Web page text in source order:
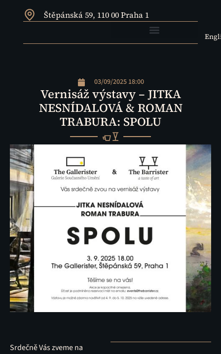
Štěpánská 59, 110 00 Praha 1
03/09/2025 18:00
Vernisáž výstavy – JITKA
NESNÍDALOVÁ & ROMAN
TRABURA: SPOLU
Srdečně Vás zveme na